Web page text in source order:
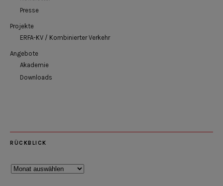
Presse
Projekte
ERFA-KV / Kombinierter Verkehr
Angebote
Akademie
Downloads
RÜCKBLICK
Rückblick